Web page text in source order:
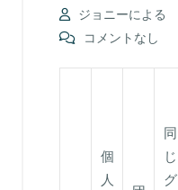
ジョニーによる
コメントなし
個
人
同
じ
グ